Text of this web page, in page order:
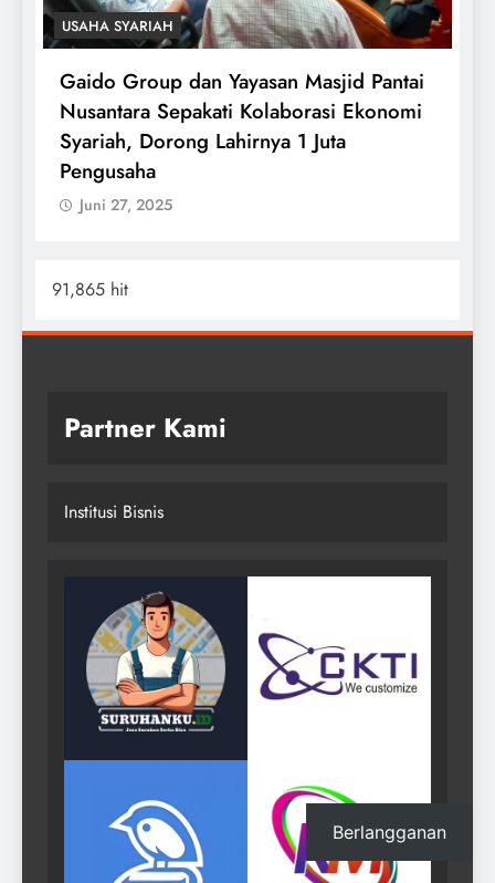
KHAZANAH
Ukhuwah Goals: Wujud Cinta yang
Menghidupkan Hati Melalui Do’a
Juni 27, 2025
91,865 hit
Partner Kami
Institusi Bisnis
Berlangganan